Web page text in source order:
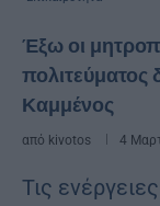
Έξω οι
πολιτεύματος
Καμμένος
από kivotos 4
Τις